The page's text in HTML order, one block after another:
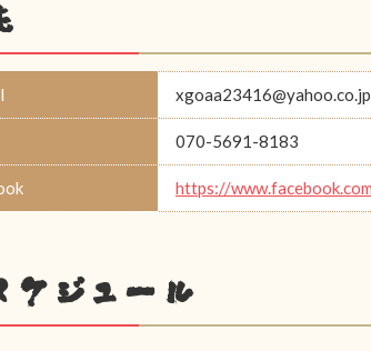
xgoaa23416@yahoo.co.jp
070-5691-8183
https://
ケジュール